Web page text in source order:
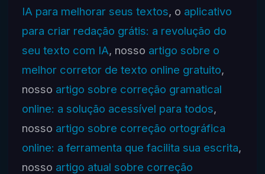
IA para melhorar seus textos, o aplicativo
para criar redação grátis: a revolução do
seu texto com IA, nosso artigo sobre o
melhor corretor de texto online gratuito,
nosso artigo sobre correção gramatical
online: a solução acessível para todos,
nosso artigo sobre correção ortográfica
online: a ferramenta que facilita sua escrita,
nosso artigo atual sobre correção